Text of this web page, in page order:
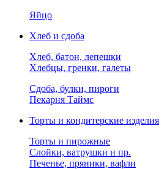
Яйцо
Хлеб и сдоба
Хлеб, батон, лепешки
Хлебцы, гренки, галеты
Сдоба, булки, пироги
Пекарня Таймс
Торты и кондитерские изделия
Торты и пирожные
Слойки, ватрушки и пр.
Печенье, пряники, вафли